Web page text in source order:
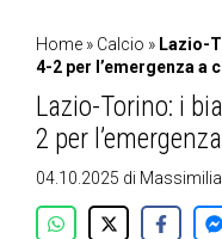
Home » Calcio » Lazio-
4-2 per l’emergenza a
Lazio-Torino: i
2 per
04.10.2025 di